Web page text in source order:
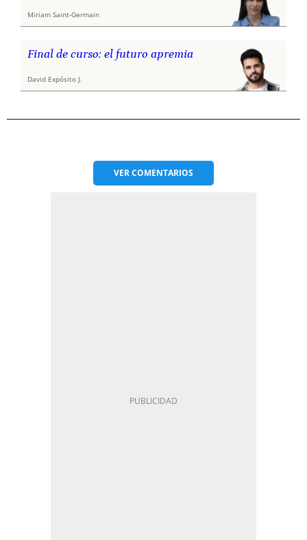
Miriam Saint-Germain
Final de curso: el futuro apremia
David Expósito J.
VERCOMENTARIOS